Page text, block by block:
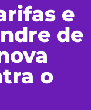
e
de
o